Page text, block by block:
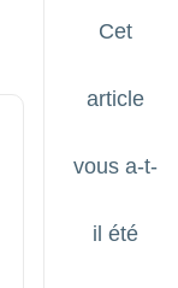
Cet
article
vous a-t-
il été